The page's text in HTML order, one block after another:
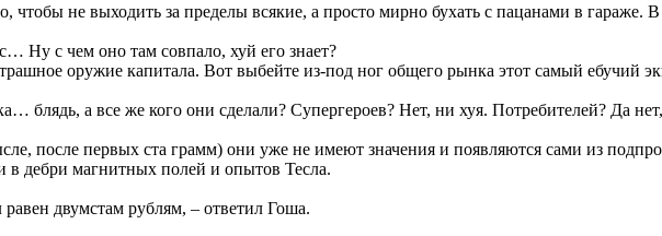
чтобы не выходить за пределы всякие, а просто мирно бухать с пацанами в
Ну с чем оно там совпало, хуй его знает?
оружие капитала. Вот выбейте из-под ног общего рынка этот самый ебучий
блядь, а все же кого они сделали? Супергероев? Нет, ни хуя. Потребителей? Да
после первых ста грамм) они уже не имеют значения и появляются сами из
в дебри магнитных полей и опытов Тесла.
двумстам рублям, – ответил Гоша.